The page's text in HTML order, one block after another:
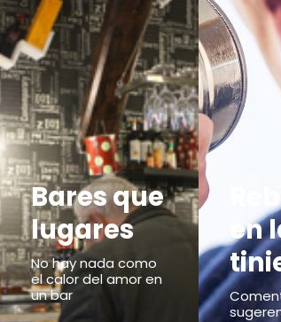
Bares que
lugares
No hay nada como
el calor del amor en
un bar
en